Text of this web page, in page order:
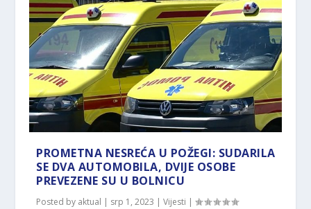
PROMETNA NESREĆA U POŽEGI: SUDARILA
SE DVA AUTOMOBILA, DVIJE OSOBE
PREVEZENE SU U BOLNICU
Posted by aktual | srp 1, 2023 |Vijesti |